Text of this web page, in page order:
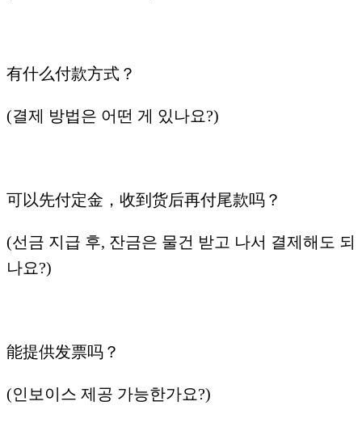
有什么付款方式？
(결제 방법은 어떤 게 있나요?)
可以先付定金，收到货后再付尾款吗？
(선금 지급 후, 잔금은 물건 받고 나서 결제해도 되
나요?)
能提供发票吗？
(인보이스 제공 가능한가요?)